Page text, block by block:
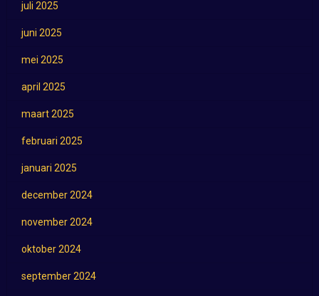
juli 2025
juni 2025
mei 2025
april 2025
maart 2025
februari 2025
januari 2025
december 2024
november 2024
oktober 2024
september 2024